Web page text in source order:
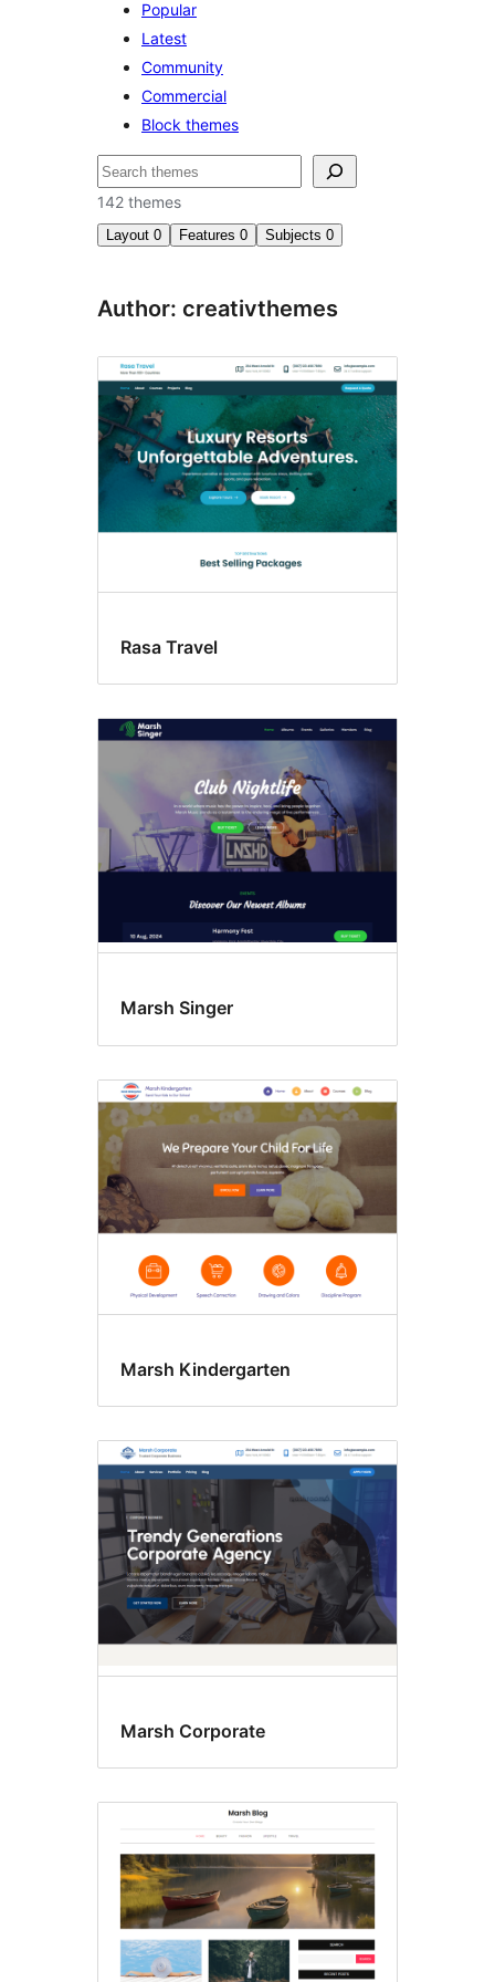
Popular
Latest
Community
Commercial
Block themes
Hľadať
142 themes
Layout 0 Features 0 Subjects 0
Author: creativthemes
Rasa Travel
Marsh Singer
Marsh Kindergarten
Marsh Corporate